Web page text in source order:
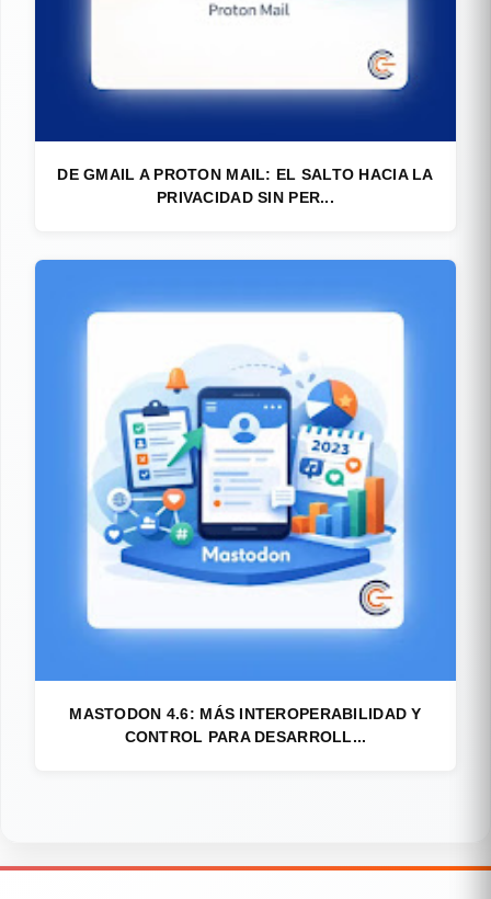
DE GMAIL A PROTON MAIL: EL SALTO HACIA LA
PRIVACIDAD SIN PER...
MASTODON 4.6: MÁS INTEROPERABILIDAD Y
CONTROL PARA DESARROLL...